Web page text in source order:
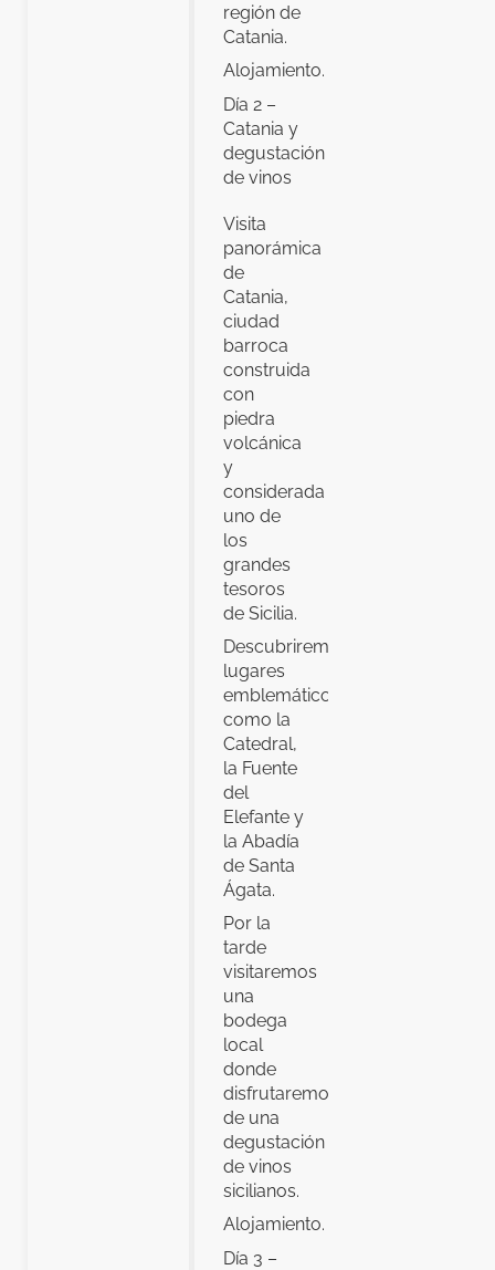
región de
Catania.
Alojamiento.
Día 2 –
Catania y
degustación
de vinos
Visita
panorámica
de
Catania,
ciudad
barroca
construida
con
piedra
volcánica
y
considerada
uno de
los
grandes
tesoros
de Sicilia.
Descubriremos
lugares
emblemáticos
como la
Catedral,
la Fuente
del
Elefante y
la Abadía
de Santa
Ágata.
Por la
tarde
visitaremos
una
bodega
local
donde
disfrutaremos
de una
degustación
de vinos
sicilianos.
Alojamiento.
Día 3 –